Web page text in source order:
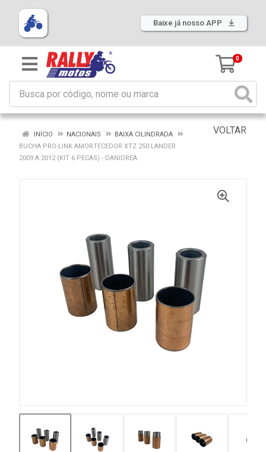
Baixe já nosso APP
0
VOLTAR
INÍCIO NACIONAIS
BAIXA CILINDRADA
BUCHA PRO-LINK AMORTECEDOR XTZ 250 LANDER
2009 A 2012 (KIT 6 PECAS) - DANIDREA